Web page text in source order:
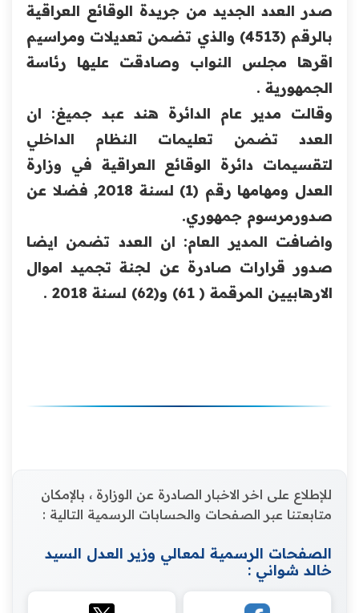
صدر العدد الجديد من جريدة الوقائع العراقية
بالرقم (4513) والذي تضمن تعديلات ومراسيم
اقرها مجلس النواب وصادقت عليها رئاسة
الجمهورية .
وقالت مدير عام الدائرة هند عبد جميغ: ان
العدد تضمن تعليمات النظام الداخلي
لتقسيمات دائرة الوقائع العراقية في وزارة
العدل ومهامها رقم (1) لسنة 2018, فضلا عن
صدورمرسوم جمهوري.
واضافت المدير العام: ان العدد تضمن ايضا
صدور قرارات صادرة عن لجنة تجميد اموال
الارهابيين المرقمة ( 61) و(62) لسنة 2018 .
للإطلاع على اخر الاخبار الصادرة عن الوزارة ، بالإمكان
متابعتنا عبر الصفحات والحسابات الرسمية التالية :
الصفحات الرسمية لمعالي وزير العدل السيد
خالد شواني :